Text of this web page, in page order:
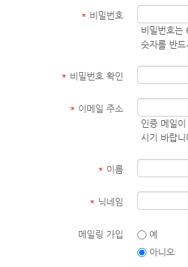
* 비밀번호
비밀번호는
숫자를 반드
* 비밀번호 확인
* 이메일 주소
인증 메일
시기 바랍니
* 이름
* 닉네임
메일링 가입
예
아니오